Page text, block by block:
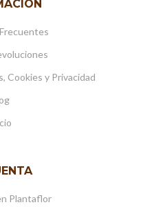
Cookies y Privacidad
Plantaflor